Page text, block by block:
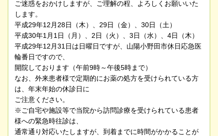
ご迷惑をおかけしますが、ご理解の程、よろしくお願いいた
します。
平成29年12月28日（木）、29日（金）、30日（土）
平成30年1月1日（月）、2日（火）、3日（水）、4日（木）
平成29年12月31日は日曜日ですが、山陽小野田市休日応急医
輪番日ですので、
開院しております（午前9時～午後5時まで）
なお、外来患者様で定期的にお薬の処方を受けられている方
は、年末年始の休診日に
ご注意ください。
※ご自宅や施設等で当院から訪問診療を受けられている患者
様への緊急時往診は、
通常通り対応いたしますが、到着までに時間がかかることが